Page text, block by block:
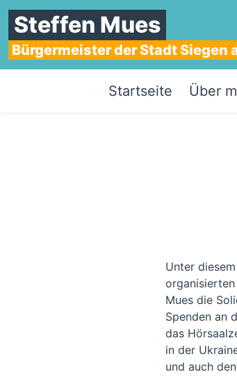
Steffen Mues
Bürgermeister der Stadt Siegen
Startseite Über
Unter
Mues die
Spenden an
das
in der
und auch